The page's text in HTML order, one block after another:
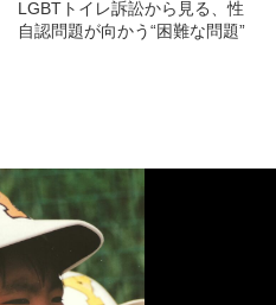
LGBTトイレ訴訟から見る、性
自認問題が向かう“困難な問題”